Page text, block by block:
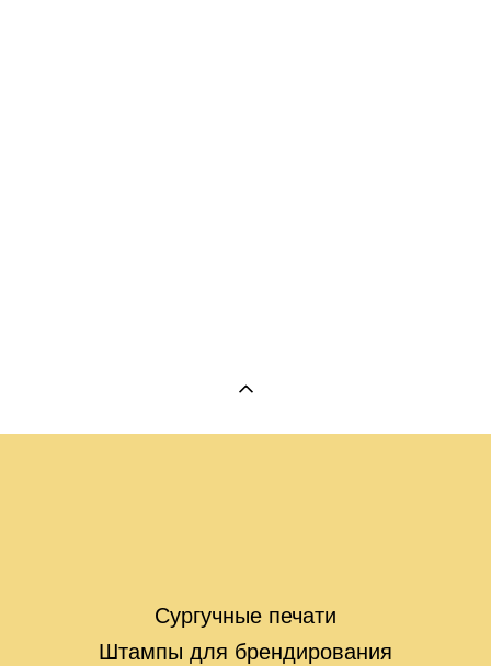
Сургучные печати
Штампы для брендирования